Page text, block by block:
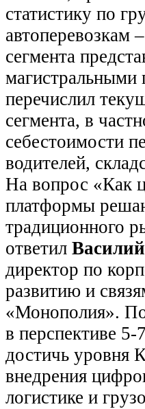
статистику по
автоперевозкам
сегмента
магистральными
перечислил
сегмента, в
себестоимости
водителей,
На вопрос «Как
платформы
традиционного
ответил
директор по
развитию и
«Монополия».
в перспективе
достичь уровня
внедрения
логистике и